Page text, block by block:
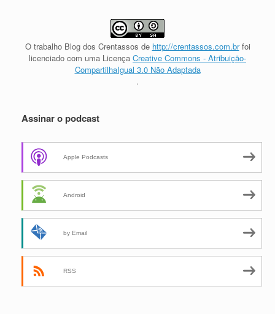
O trabalho Blog dos Crentassos de http://crentassos.com.brfoi
licenciado com uma Licença Creative Commons - Atribuição-
CompartilhaIgual 3.0 Não Adaptada
.
Assinar o podcast
Apple Podcasts
Android
by Email
RSS